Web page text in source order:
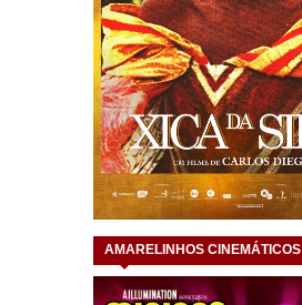
AMARELINHOS CINEMÁTICOS